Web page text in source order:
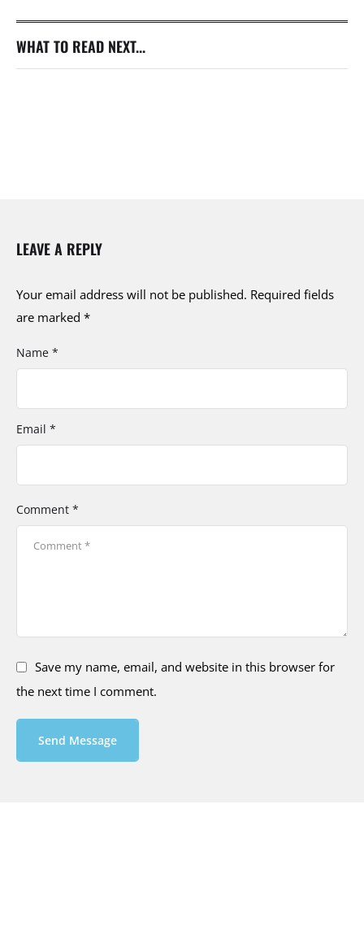
WHAT TO READ NEXT...
LEAVE A REPLY
Your email address will not be published. Required fields
are marked *
Comment *
Name *
Email *
Save my name, email, and website in this browser for
the next time I comment.
Send Message